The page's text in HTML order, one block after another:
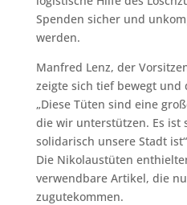
Spenden sicher und
werden.
Manfred Lenz, der
zeigte sich tief bewegt und
„Diese Tüten sind eine
die wir unterstützen. Es ist
solidarisch unsere Stadt
Die Nikolaustüten
verwendbare Artikel, die
zugutekommen.